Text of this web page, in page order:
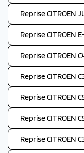
Reprise CITROEN
Reprise CITROEN
Reprise CITROEN
Reprise CITROEN
Reprise CITROEN
Reprise CITROEN
Reprise CITROEN